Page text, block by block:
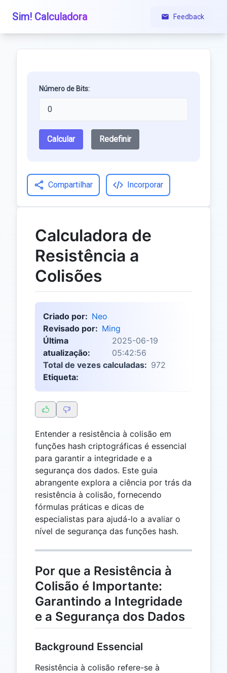
Sim! Calculadora Feedback
Número de Bits:
Calcular Redefinir
Compartilhar Incorporar
Calculadora de
Resistência a
Colisões
Criado por: Neo
Revisado por: Ming
Última
atualização:
2025-06-19
05:42:56
Total de vezes calculadas: 972
Etiqueta:
Entender a resistência à colisão em
funções hash criptográficas é essencial
para garantir a integridade e a
segurança dos dados. Este guia
abrangente explora a ciência por trás da
resistência à colisão, fornecendo
fórmulas práticas e dicas de
especialistas para ajudá-lo a avaliar o
nível de segurança das funções hash.
Por que a Resistência à
Colisão é Importante:
Garantindo a Integridade
e a Segurança dos Dados
Background Essencial
Resistência à colisão refere-se à